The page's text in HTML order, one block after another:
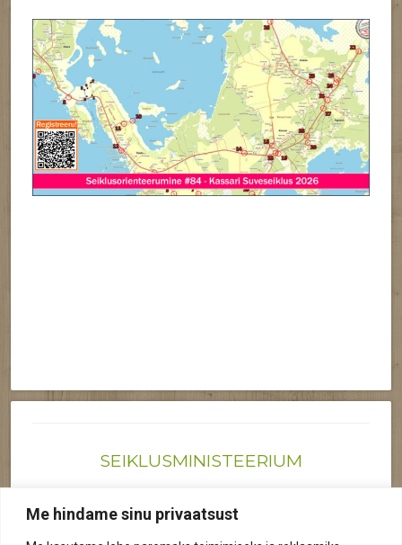
Me hindame sinu privaatsust
SEIKLUSMINISTEERIUM
Reg nr: 12041719